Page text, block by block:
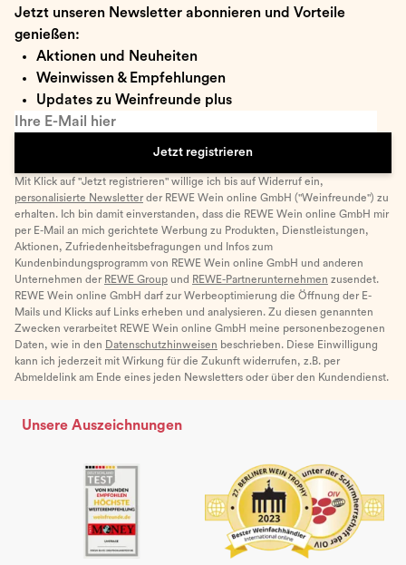
Jetzt unseren Newsletter abonnieren und Vorteile
genießen:
Aktionen und Neuheiten
Weinwissen & Empfehlungen
Updates zu Weinfreunde plus
Ihre E-Mail hier
Jetzt registrieren
Mit Klick auf "Jetzt registrieren" willige ich bis auf Widerruf ein,
personalisierte Newsletter der REWE Wein online GmbH ("Weinfreunde") zu
erhalten. Ich bin damit einverstanden, dass die REWE Wein online GmbH mir
per E-Mail an mich gerichtete Werbung zu Produkten, Dienstleistungen,
Aktionen, Zufriedenheitsbefragungen und Infos zum
Kundenbindungsprogramm von REWE Wein online GmbH und anderen
Unternehmen der REWE Group und REWE-Partnerunternehmen zusendet.
REWE Wein online GmbH darf zur Werbeoptimierung die Öffnung der E-
Mails und Klicks auf Links erheben und analysieren. Zu diesen genannten
Zwecken verarbeitet REWE Wein online GmbH meine personenbezogenen
Daten, wie in den Datenschutzhinweisen beschrieben. Diese Einwilligung
kann ich jederzeit mit Wirkung für die Zukunft widerrufen, z.B. per
Abmeldelink am Ende eines jeden Newsletters oder über den Kundendienst.
Unsere Auszeichnungen